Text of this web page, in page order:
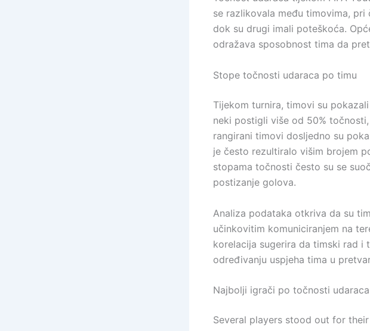
se razlikovala među timovima,
dok su drugi imali poteškoća.
odražava sposobnost tima da
Stope točnosti udaraca po timu
Tijekom turnira, timovi su
neki postigli više od 50%
rangirani timovi dosljedno su
je često rezultiralo višim brojem
stopama točnosti često su se
postizanje golova.
Analiza podataka otkriva da su
učinkovitim komuniciranjem na
korelacija sugerira da timski rad i
određivanju uspjeha tima u
Najbolji igrači po točnosti udaraca
Several players stood out for